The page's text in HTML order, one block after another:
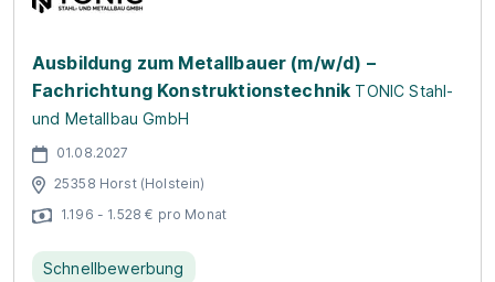
Ausbildung zum Metallbauer (m/w/d) –
Fachrichtung Konstruktionstechnik TONIC Stahl-
und Metallbau GmbH
01.08.2027
25358 Horst (Holstein)
1.196 - 1.528 € pro Monat
Schnellbewerbung